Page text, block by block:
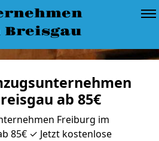
ab 85€
Freiburg im
85€ ✓ Jetzt kostenlose